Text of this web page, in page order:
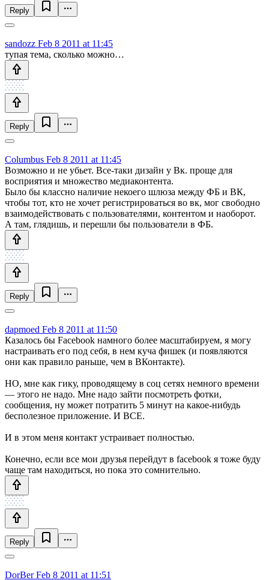
Reply
sandozz Feb 8 2011 at 11:45
тупая тема, сколько можно…
Reply
Columbus Feb 8 2011 at 11:45
Возможно и не убьет. Все-таки дизайн у Вк. проще для
восприятия и множество медиаконтента.
Было бы классно наличие некоего шлюза между ФБ и ВК,
чтобы тот, кто не хочет регистрироваться во вк, мог свободно
взаимодействовать с пользователями, контентом и наоборот.
А там, глядишь, и перешли бы пользователи в ФБ.
Reply
dapmoed Feb 8 2011 at 11:50
Казалось бы Facebook намного более масштабируем, я могу
настраивать его под себя, в нем куча фишек (и появляются
они как правило раньше, чем в ВКонтакте).
НО, мне как гику, проводящему в соц сетях немного времени
— этого не надо. Мне надо зайти посмотреть фотки,
сообщения, ну может потратить 5 минут на какое-нибудь
бесполезное приложение. И ВСЕ.
И в этом меня контакт устраивает полностью.
Конечно, если все мои друзья перейдут в facebook я тоже буду
чаще там находиться, но пока это сомнительно.
Reply
DorBerFeb 8 2011 at 11:51